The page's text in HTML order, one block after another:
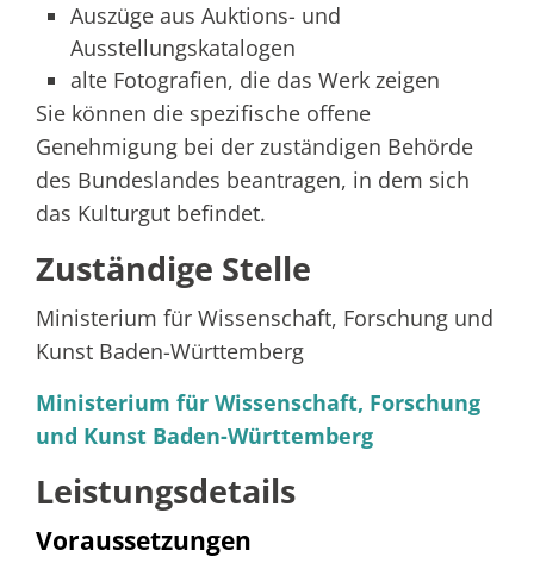
Auszüge aus Auktions- und
Ausstellungskatalogen
alte Fotografien, die das Werk zeigen
Sie können die spezifische offene
Genehmigung bei der zuständigen Behörde
des Bundeslandes beantragen, in dem sich
das Kulturgut befindet.
Zuständige Stelle
Ministerium für Wissenschaft, Forschung und
Kunst Baden-Württemberg
Ministerium für Wissenschaft, Forschung
und Kunst Baden-Württemberg
Leistungsdetails
Voraussetzungen